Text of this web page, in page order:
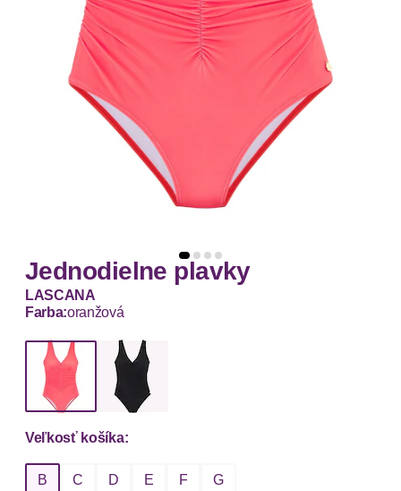
Jednodielne plavky
LASCANA
Farba:oranžová
Veľkosť košíka:
B C D E F G